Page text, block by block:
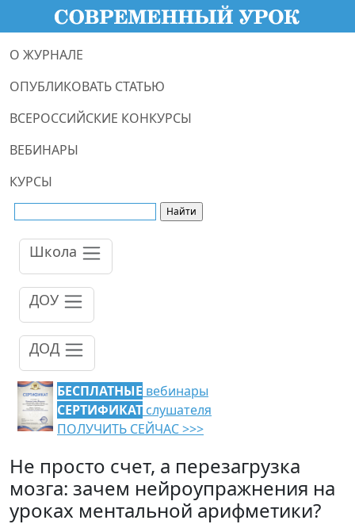
О ЖУРНАЛЕ
ОПУБЛИКОВАТЬ СТАТЬЮ
ВСЕРОССИЙСКИЕ КОНКУРСЫ
ВЕБИНАРЫ
КУРСЫ
Школа
ДОУ
ДОД
БЕСПЛАТНЫЕ вебинары
СЕРТИФИКАТ слушателя
ПОЛУЧИТЬ СЕЙЧАС >>>
Не просто счет, а перезагрузка
мозга: зачем нейроупражнения на
уроках ментальной арифметики?